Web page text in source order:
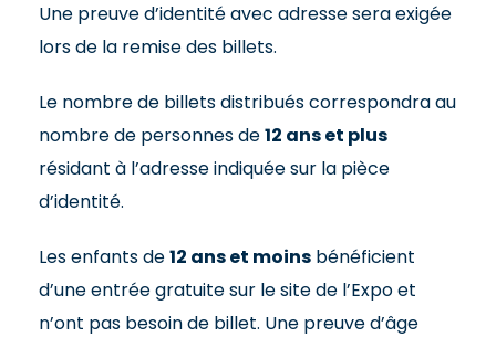
Une preuve d’identité avec adresse sera exigée
lors de la remise des billets.
Le nombre de billets distribués correspondra au
nombre de personnes de12 ans et plus
résidant à l’adresse indiquée sur la pièce
d’identité.
Les enfants de12 ans et moins bénéficient
d’une entrée gratuite sur le site de l’Expo et
n’ont pas besoin de billet. Une preuve d’âge